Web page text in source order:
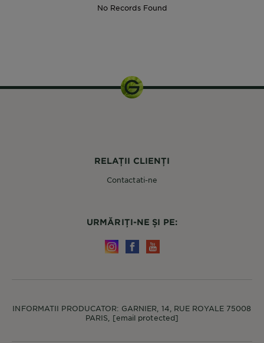
No Records Found
RELAȚII CLIENȚI
Contactati-ne
URMĂRIȚI-NE ȘI PE:
INFORMATII PRODUCATOR: GARNIER, 14, RUE ROYALE 75008
PARIS, [email protected]